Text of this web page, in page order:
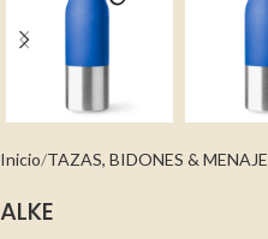
Inicio TAZAS, BIDONES & MENAJE
ALKE